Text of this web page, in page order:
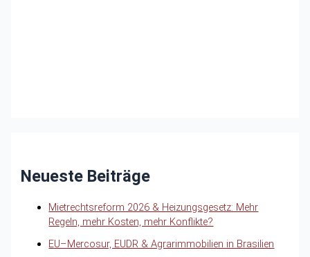
Neueste Beiträge
Mietrechtsreform 2026 & Heizungsgesetz: Mehr
Regeln, mehr Kosten, mehr Konflikte?
EU–Mercosur, EUDR & Agrarimmobilien in Brasilien